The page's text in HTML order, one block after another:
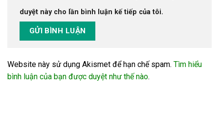
duyệt này cho lần bình luận kế tiếp của tôi.
Website này sử dụng Akismet để hạn chế spam. Tìm hiểu
bình luận của bạn được duyệt như thế nào.